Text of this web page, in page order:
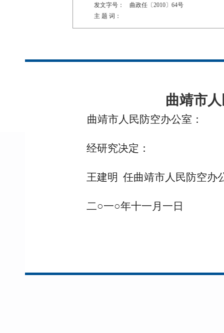
发文字号：
曲政任〔2010〕64号
主 题 词：
曲靖市
曲靖市人民防空办公室：
经研究决定：
王建明 任曲靖市人民防空办
二○一○年十一月一日